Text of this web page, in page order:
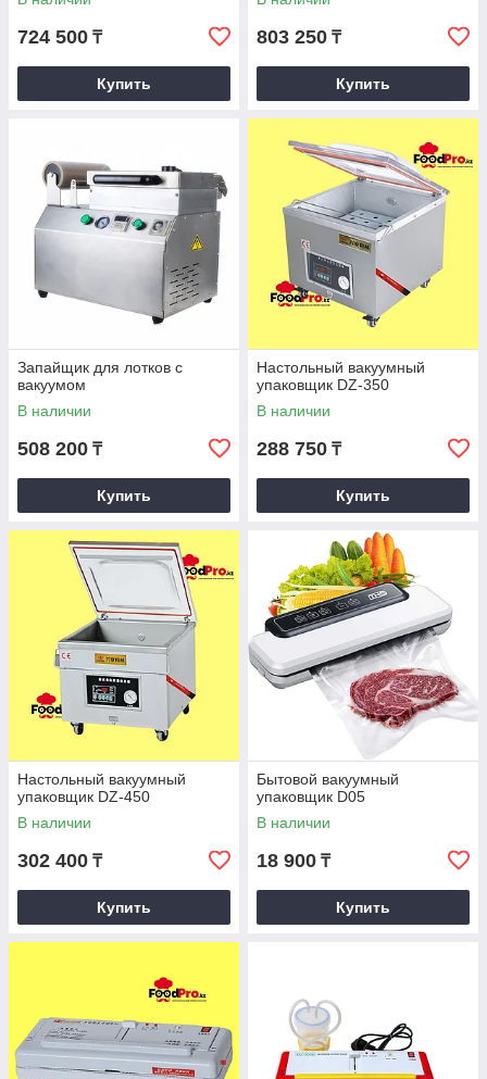
724 500 ₸
Купить
803 250 ₸
Купить
Запайщик для лотков с
вакуумом
В наличии
508 200 ₸
Купить
Настольный вакуумный
упаковщик DZ-350
В наличии
288 750 ₸
Купить
Настольный вакуумный
упаковщик DZ-450
В наличии
302 400 ₸
Купить
Бытовой вакуумный
упаковщик D05
В наличии
18 900 ₸
Купить